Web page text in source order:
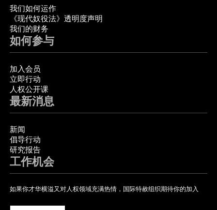
我们如何运作
《现代奴役法》透明度声明
我们的财务
如何参与
加入会员
立即行动
人权公开课
最新消息
新闻
倡导行动
研究报告
工作机会
如果你才华横溢又对人权领域充满热情，国际特赦组织期待你的加入